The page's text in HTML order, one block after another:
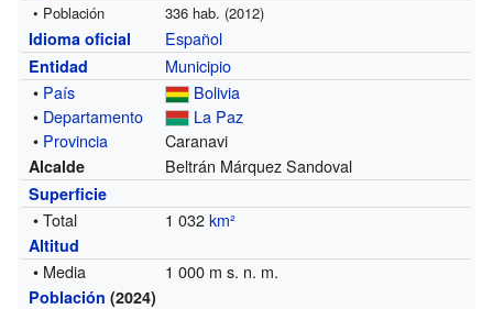
• Población 336 hab. (2012)
Idioma oficial Español
Entidad
Municipio
• País
Bolivia
• Departamento
La Paz
• Provincia Caranavi
Alcalde Beltrán Márquez Sandoval
Superficie
• Total 1 032km²
Altitud
• Media 1 000 m s. n. m.
Población (2024)